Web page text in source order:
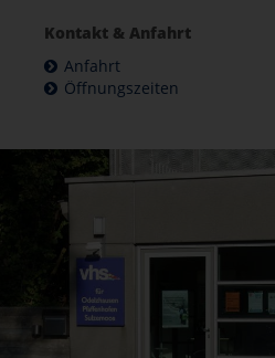
Kontakt & Anfahrt
Anfahrt
Öffnungszeiten